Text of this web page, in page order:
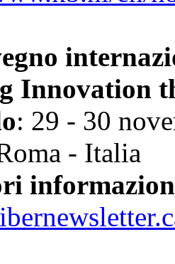
Innovation
: 29 - 30
- Italia